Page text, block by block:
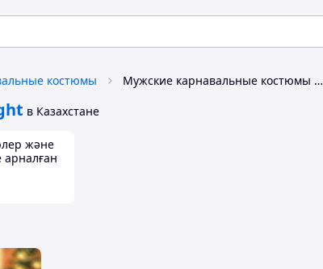
костюмы Мужские карнавальные костюмы Neon-Night
в Казахстане
және
арналған